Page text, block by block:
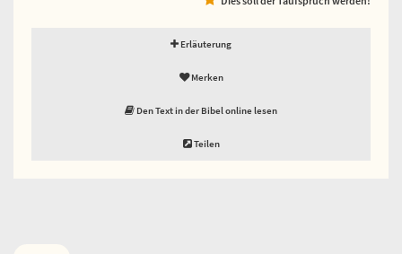
Erläuterung
Merken
Den Text in der Bibel online lesen
Teilen